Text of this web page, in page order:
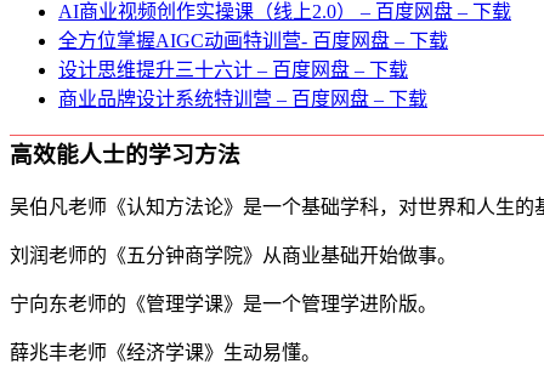
AI商业视频创作实操课（线上2.0） – 百度网盘 – 下载
全方位掌握AIGC动画特训营- 百度网盘 – 下载
设计思维提升三十六计 – 百度网盘 – 下载
商业品牌设计系统特训营 – 百度网盘 – 下载
高效能人士的学习方法
吴伯凡老师《认知方法论》是一个基础学科，对世界和人生的
刘润老师的《五分钟商学院》从商业基础开始做事。
宁向东老师的《管理学课》是一个管理学进阶版。
薛兆丰老师《经济学课》生动易懂。